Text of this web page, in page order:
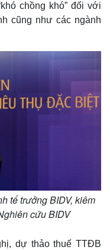
chồng khó” đối với
cũng như các ngành
tế trưởng BIDV, kiêm
cứu BIDV
dự thảo thuế TTĐB